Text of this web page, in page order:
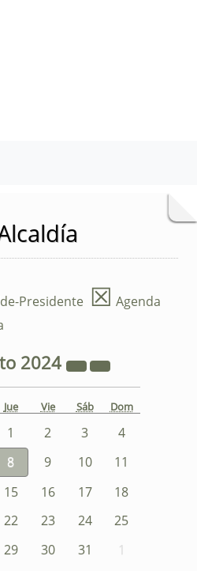
Presidente ☒ Agenda
2024
Jue Vie Sáb Dom
1 2 3
4
8 9 10
11
15 16 17
18
22 23 24
25
29 30 31 1